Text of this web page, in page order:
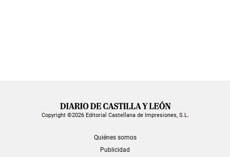
Copyright ©2026 Editorial Castellana de Impresiones, S.L.
Quiénes somos
Publicidad